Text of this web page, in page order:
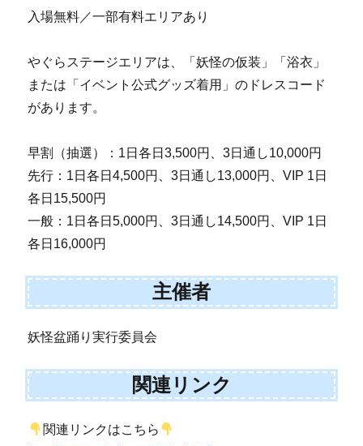
入場無料／一部有料エリアあり
やぐらステージエリアは、「妖怪の仮装」「浴衣」
または「イベント公式グッズ着用」のドレスコード
があります。
早割（抽選）：1日各日3,500円、3日通し10,000円
先行：1日各日4,500円、3日通し13,000円、VIP 1日
各日15,500円
一般：1日各日5,000円、3日通し14,500円、VIP 1日
各日16,000円
主催者
妖怪盆踊り実行委員会
関連リンク
関連リンクはこちら